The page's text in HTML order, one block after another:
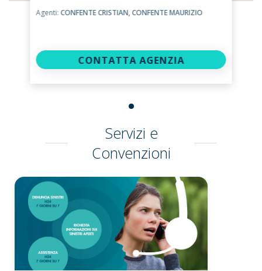
Agenti:CONFENTE CRISTIAN,CONFENTE MAURIZIO
CONTATTA AGENZIA
Servizi e
Convenzioni